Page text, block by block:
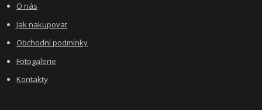
O nás
Jak nakupovat
Obchodní podmínky
Fotogalerie
Kontakty